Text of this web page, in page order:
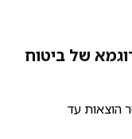
של ביטוח
הוצאות עד